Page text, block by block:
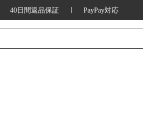
40日間返品保証 PayPay対応